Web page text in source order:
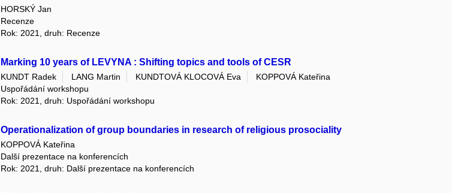
HORSKÝ Jan
Recenze
Rok: 2021, druh: Recenze
Marking 10 years of LEVYNA : Shifting topics and tools of CESR
KUNDT Radek LANG Martin KUNDTOVÁ KLOCOVÁ Eva
KOPPOVÁ Kateřina
Uspořádání workshopu
Rok: 2021, druh: Uspořádání workshopu
Operationalization of group boundaries in research of religious prosociality
KOPPOVÁ Kateřina
Další prezentace na konferencích
Rok: 2021, druh: Další prezentace na konferencích